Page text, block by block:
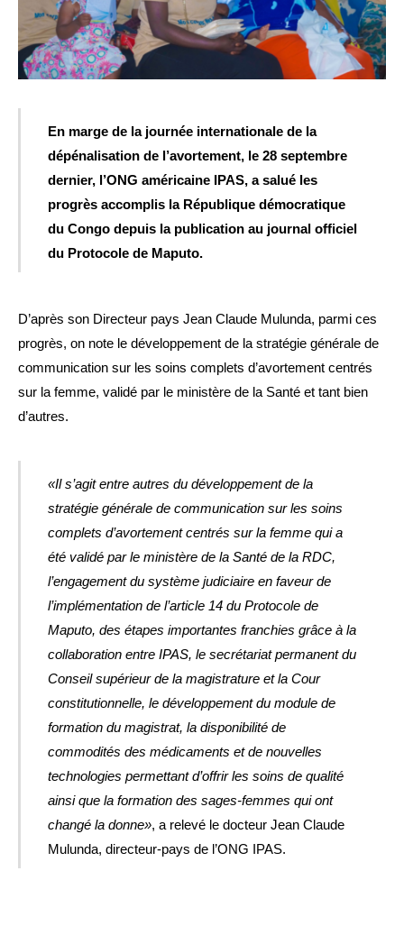
En marge de la journée internationale de la
dépénalisation de l’avortement, le 28 septembre
dernier, l’ONG américaine IPAS, a salué les
progrès accomplis la République démocratique
du Congo depuis la publication au journal officiel
du Protocole de Maputo.
D’après son Directeur pays Jean Claude Mulunda, parmi ces
progrès, on note le développement de la stratégie générale de
communication sur les soins complets d’avortement centrés
sur la femme, validé par le ministère de la Santé et tant bien
d’autres.
«Il s’agit entre autres du développement de la
stratégie générale de communication sur les soins
complets d’avortement centrés sur la femme qui a
été validé par le ministère de la Santé de la RDC,
l’engagement du système judiciaire en faveur de
l’implémentation de l’article 14 du Protocole de
Maputo, des étapes importantes franchies grâce à la
collaboration entre IPAS, le secrétariat permanent du
Conseil supérieur de la magistrature et la Cour
constitutionnelle, le développement du module de
formation du magistrat, la disponibilité de
commodités des médicaments et de nouvelles
technologies permettant d’offrir les soins de qualité
ainsi que la formation des sages-femmes qui ont
changé la donne», a relevé le docteur Jean Claude
Mulunda, directeur-pays de l’ONG IPAS.